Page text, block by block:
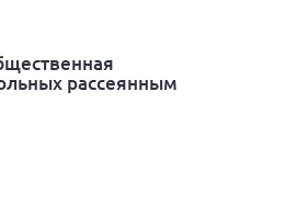
рассеянным